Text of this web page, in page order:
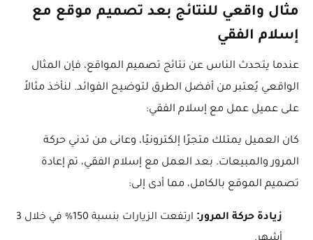
مثال واقعي للنتائج بعد تصميم موقع مع
إسلام الفقي
عندما يتحدث الناس عن نتائج تصميم المواقع، فإن المثال
الواقعي يُعتبر من أفضل الطرق لتوضيح الفوائد. لنأخذ مثالاً
على عميل عمل مع إسلام الفقي:
كان العميل يمتلك متجرًا إلكترونيًا، وعانى من تدني حركة
المرور والمبيعات. بعد العمل مع إسلام الفقي، تم إعادة
تصميم الموقع بالكامل، مما أدى إلى:
زيادة حركة المرور:
ارتفعت الزيارات بنسبة 150% في خلال 3